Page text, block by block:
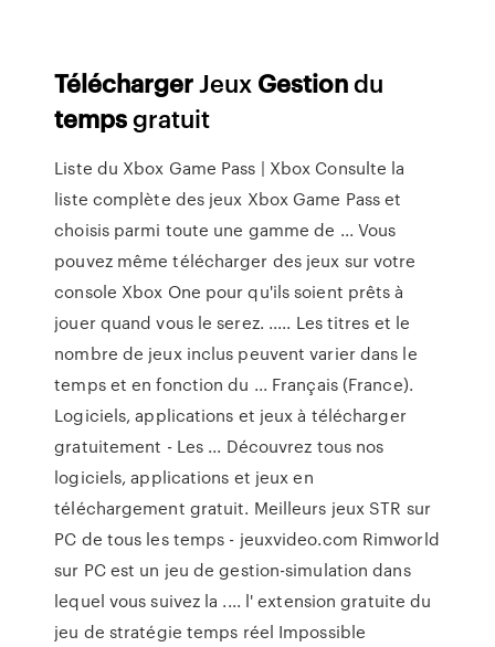
TéléchargerJeux Gestiondu
tempsgratuit
Liste du Xbox Game Pass | Xbox Consulte la
liste complète des jeux Xbox Game Pass et
choisis parmi toute une gamme de ... Vous
pouvez même télécharger des jeux sur votre
console Xbox One pour qu'ils soient prêts à
jouer quand vous le serez. ..... Les titres et le
nombre de jeux inclus peuvent varier dans le
temps et en fonction du ... Français (France).
Logiciels, applications et jeux à télécharger
gratuitement - Les ... Découvrez tous nos
logiciels, applications et jeux en
téléchargement gratuit. Meilleurs jeux STR sur
PC de tous les temps - jeuxvideo.com Rimworld
sur PC est un jeu de gestion-simulation dans
lequel vous suivez la .... l' extension gratuite du
jeu de stratégie temps réel Impossible